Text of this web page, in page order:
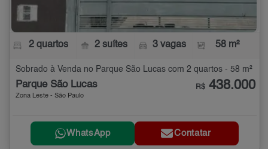
2 quartos 2 suítes 3 vagas 58 m²
Sobrado à Venda no Parque São Lucas com 2 quartos - 58 m²
Parque São Lucas
Zona Leste - São Paulo
R$ 438.000
WhatsApp Contatar